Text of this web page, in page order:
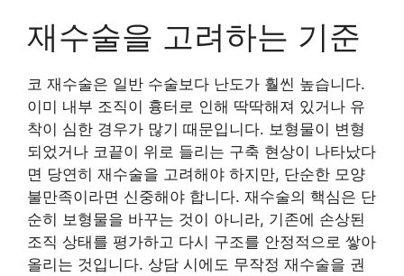
재수술을 고려하는 기준
코 재수술은 일반 수술보다 난도가 훨씬 높습니다.
이미 내부 조직이 흉터로 인해 딱딱해져 있거나 유
착이 심한 경우가 많기 때문입니다. 보형물이 변형
되었거나 코끝이 위로 들리는 구축 현상이 나타났다
면 당연히 재수술을 고려해야 하지만, 단순한 모양
불만족이라면 신중해야 합니다. 재수술의 핵심은 단
순히 보형물을 바꾸는 것이 아니라, 기존에 손상된
조직 상태를 평가하고 다시 구조를 안정적으로 쌓아
올리는 것입니다. 상담 시에도 무작정 재수술을 권